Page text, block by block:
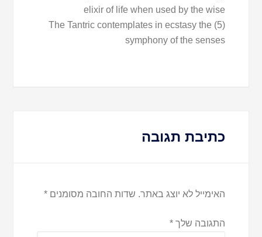
elixir of life when used by the wise
(5) The Tantric contemplates in ecstasy the
symphony of the senses
כתיבת תגובה
האימייל לא יוצג באתר. שדות החובה מסומנים*
התגובה שלך*